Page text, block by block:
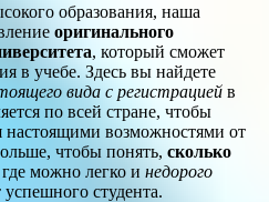
образования, наша
оригинального
, который сможет
в учебе. Здесь вы найдете
вида с регистрацией в
по всей стране, чтобы
настоящими возможностями от
чтобы понять, сколько
можно легко и недорого
студента.